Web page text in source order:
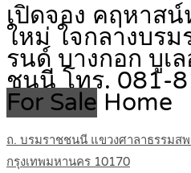
เปิดจอง คฤหาสน์
ใหม่ ใจกลางบร
รนด์ บางกอก บูเ
ชนนี โทร. 081-
For Sale Home
ถ. บรมราชชนนี แขวงศาลาธรรมส
กรุงเทพมหานคร 10170